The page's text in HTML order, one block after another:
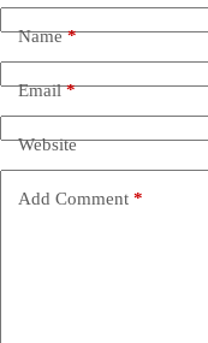
Name*
Email*
Website
Add Comment *